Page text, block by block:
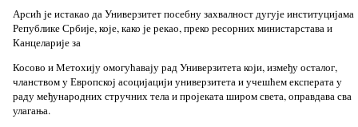
Арсић је истакао да Универзитет посебну захвалност дугује институцијама
Републике Србије, које, како је рекао, преко ресорних министарстава и
Канцеларије за
Косово и Метохију омогућавају рад Универзитета који, између осталог,
чланством у Европској асоцијацији универзитета и учешћем експерата у
раду међународних стручних тела и пројеката широм света, оправдава сва
улагања.